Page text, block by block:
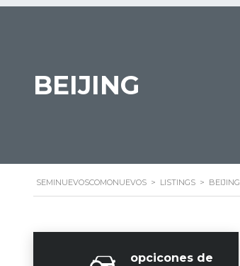
BEIJING
SEMINUEVOSCOMONUEVOS > LISTINGS > BEIJING
opcicones de